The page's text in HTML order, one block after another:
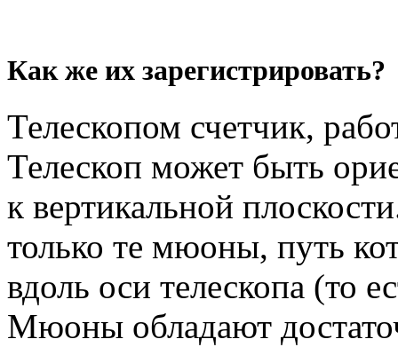
Как же их зарегистрировать?
Телескопом счетчик,
Телескоп может быть
к вертикальной
только те мюоны, путь
вдоль оси телескопа (то
Мюоны обладают